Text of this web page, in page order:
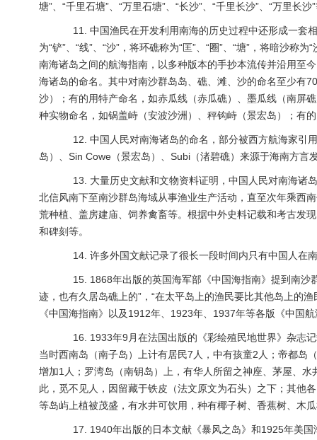
塘”、“千里石塘”、“万里石塘”、“长沙”、“千里长沙”、“万里长沙
11. 中国渔民在开发利用南海的历史过程中还形成一套相
为“铲”、“线”、“沙”，将环礁称为“匡”、“圈”、“塘”，将暗沙
南海诸岛之间的航海指南，以多种版本的手抄本流传并沿用至
海诸岛的命名。其中对南沙群岛岛、礁、滩、沙的命名至少有
沙）；有的用特产命名，如赤瓜线（赤瓜礁）、墨瓜线（南屏
种实物命名，如锅盖峙（安波沙洲）、秤钩峙（景宏岛）；有
12. 中国人民对南海诸岛的命名，部分被西方航海家引
岛）、Sin Cowe（景宏岛）、Subi（渚碧礁）来源于海南方言发
13. 大量历史文献和文物资料证明，中国人民对南海诸
北信风南下至南沙群岛海域从事渔业生产活动，直至次年乘西
荒种植、盖房建庙、饲养禽畜等。根据中外史料记载和考古发
和碑刻等。
14. 许多外国文献记录了很长一段时间内只有中国人在
15. 1868年出版的英国海军部《中国海指南》提到南沙
迹，也有久居岛礁上的”，“在太平岛上的渔民要比其他岛上的
《中国海指南》以及1912年、1923年、1937年等各版《中国
16. 1933年9月在法国出版的《彩绘殖民地世界》杂志记
当时西南岛（南子岛）上计有居民7人，中有孩童2人；帝都岛
增加1人；罗湾岛（南钥岛）上，有华人所留之神座、茅屋、
此，觅不见人，因留藏于铁皮（法文原文为石头）之下；其他
等岛屿上植被茂盛，有水井可饮用，种有椰子树、香蕉树、木
17. 1940年出版的日本文献《暴风之岛》和1925年美国